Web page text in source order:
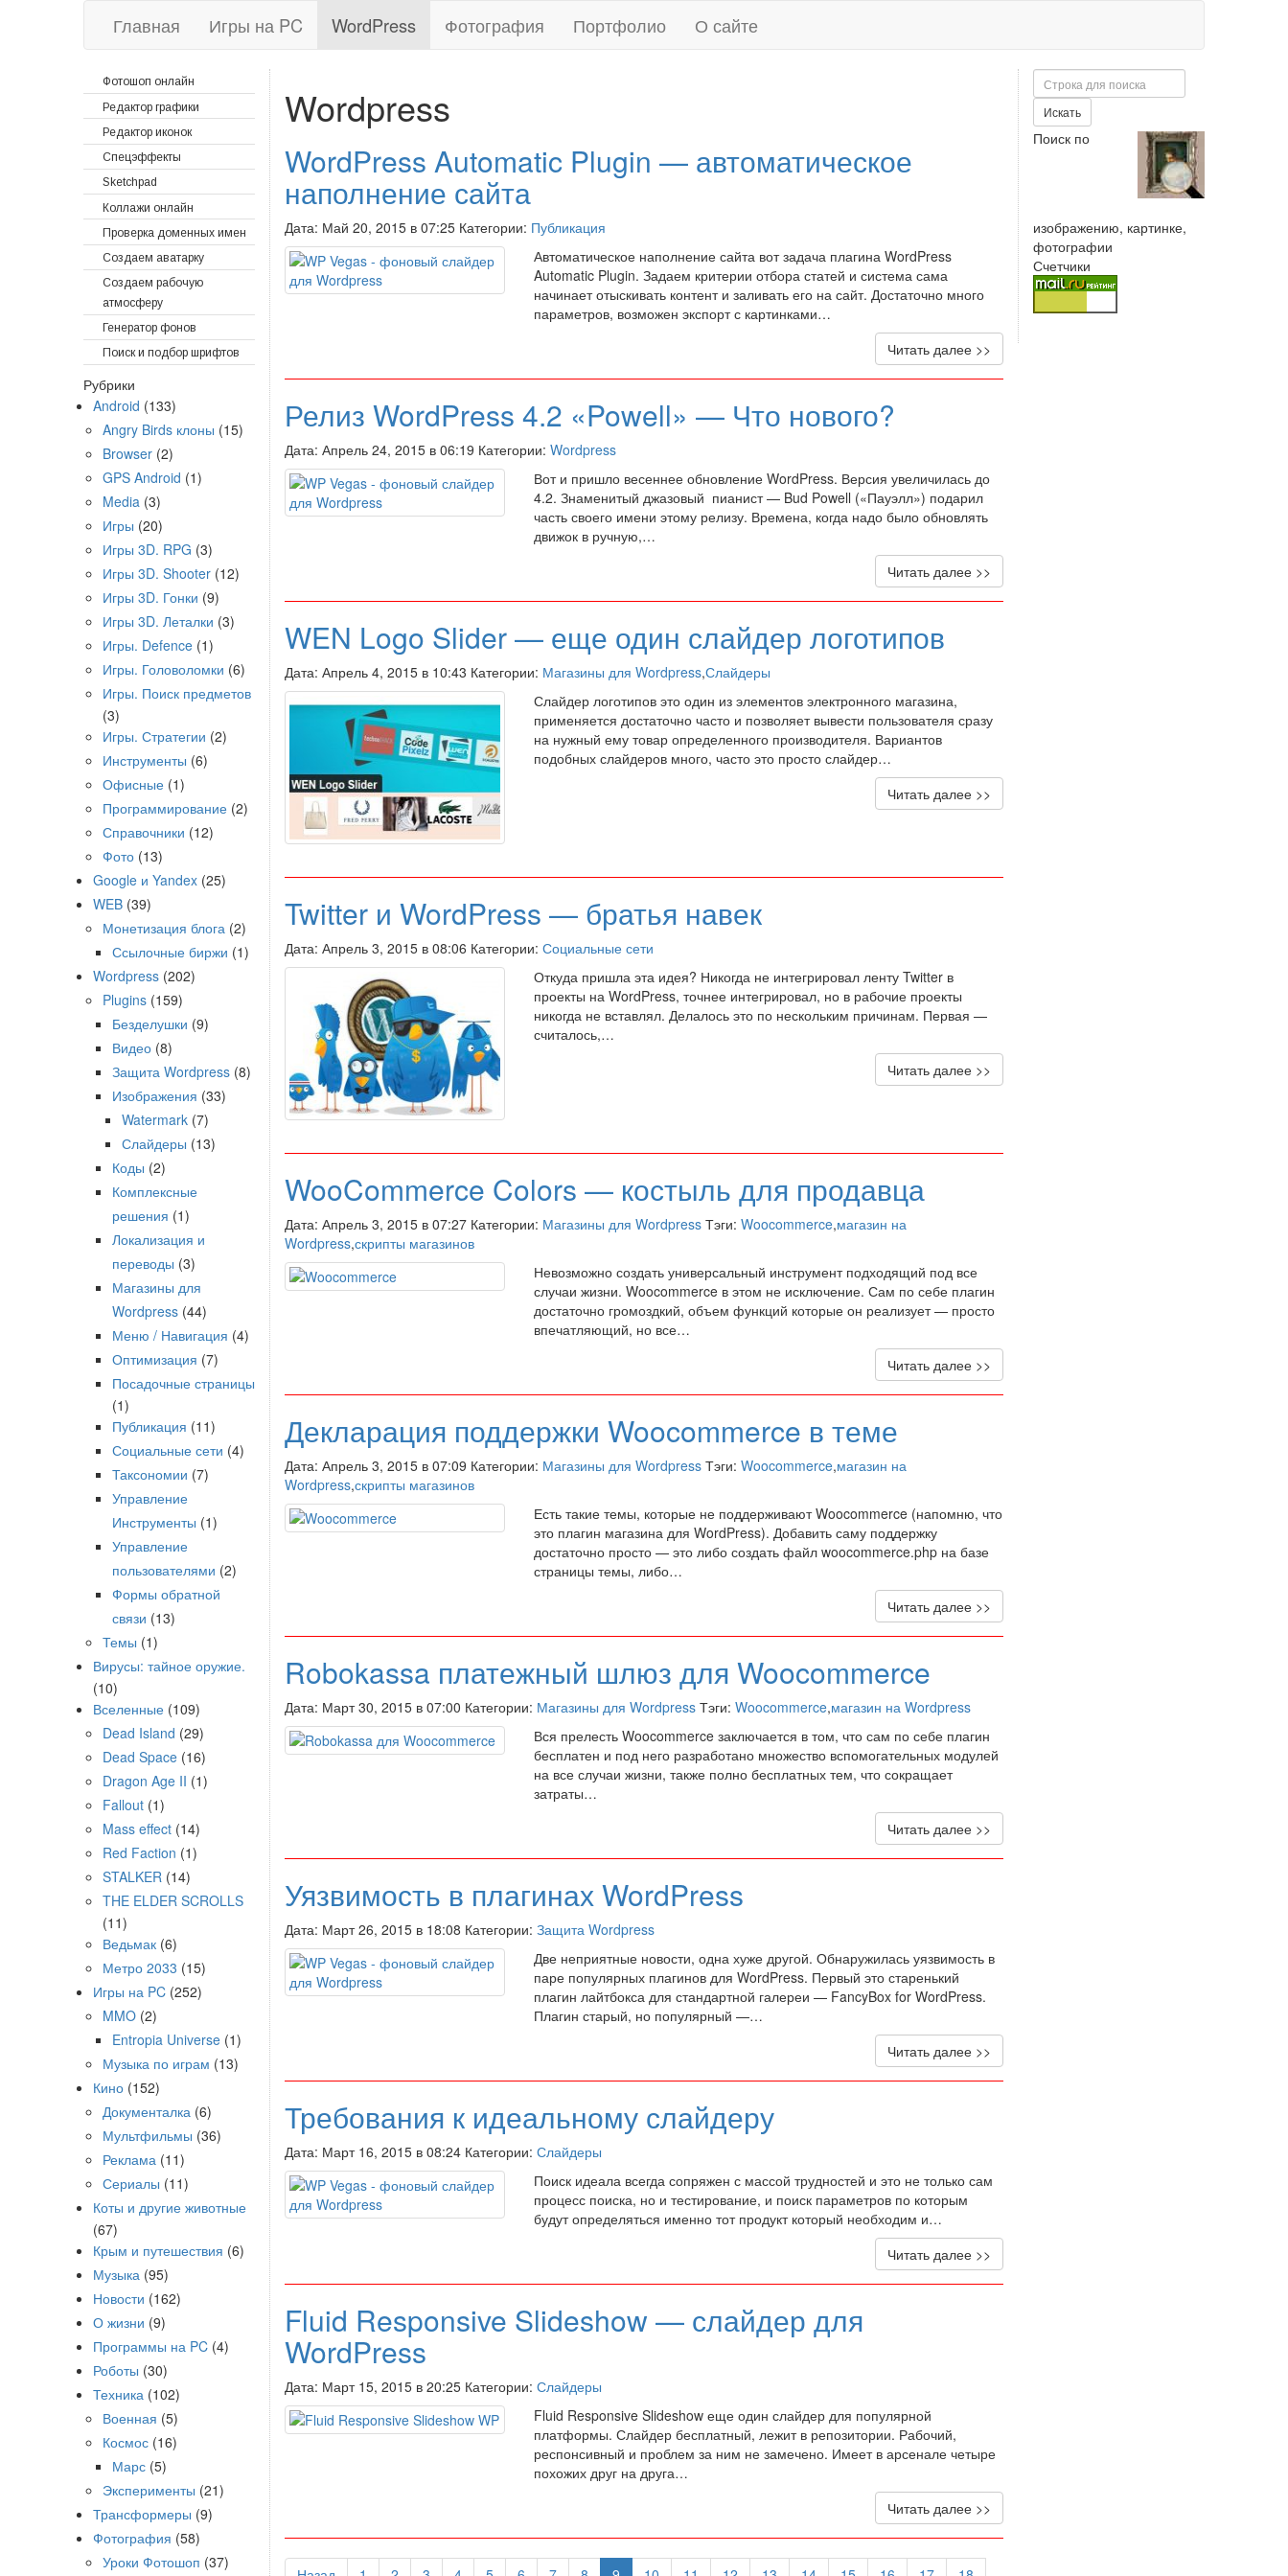
Главная Игры на PC WordPress Фотография Портфолио О сайте
Wordpress
WordPress Automatic Plugin — автоматическое
наполнение сайта
Дата: Май 20, 2015 в 07:25 Категории: Публикация
Автоматическое наполнение сайта вот задача плагина WordPress
Automatic Plugin. Задаем критерии отбора статей и система сама
начинает отыскивать контент и заливать его на сайт. Достаточно много
параметров, возможен экспорт с картинками…
Читать далее >>
Релиз WordPress 4.2 «Powell» — Что нового?
Дата: Апрель 24, 2015 в 06:19 Категории: Wordpress
Вот и пришло весеннее обновление WordPress. Версия увеличилась до
4.2. Знаменитый джазовый пианист — Bud Powell («Пауэлл») подарил
часть своего имени этому релизу. Времена, когда надо было обновлять
движок в ручную,…
Читать далее >>
WEN Logo Slider — еще один слайдер логотипов
Дата: Апрель 4, 2015 в 10:43 Категории: Магазины для Wordpress,Слайдеры
Слайдер логотипов это один из элементов электронного магазина,
применяется достаточно часто и позволяет вывести пользователя сразу
на нужный ему товар определенного производителя. Вариантов
подобных слайдеров много, часто это просто слайдер…
Читать далее >>
Twitter и WordPress — братья навек
Дата: Апрель 3, 2015 в 08:06 Категории: Социальные сети
Откуда пришла эта идея? Никогда не интегрировал ленту Twitter в
проекты на WordPress, точнее интегрировал, но в рабочие проекты
никогда не вставлял. Делалось это по нескольким причинам. Первая —
считалось,…
Читать далее >>
WooCommerce Colors — костыль для продавца
Дата: Апрель 3, 2015 в 07:27 Категории: Магазины для Wordpress Тэги: Woocommerce,магазин на
Wordpress,скрипты магазинов
Невозможно создать универсальный инструмент подходящий под все
случаи жизни. Woocommerce в этом не исключение. Сам по себе плагин
достаточно громоздкий, объем функций которые он реализует — просто
впечатляющий, но все…
Читать далее >>
Декларация поддержки Woocommerce в теме
Дата: Апрель 3, 2015 в 07:09 Категории: Магазины для Wordpress Тэги: Woocommerce,магазин на
Wordpress,скрипты магазинов
Есть такие темы, которые не поддерживают Woocommerce (напомню, что
это плагин магазина для WordPress). Добавить саму поддержку
достаточно просто — это либо создать файл woocommerce.php на базе
страницы темы, либо…
Читать далее >>
Robokassa платежный шлюз для Woocommerce
Дата: Март 30, 2015 в 07:00 Категории: Магазины для Wordpress Тэги: Woocommerce,магазин на Wordpress
Вся прелесть Woocommerce заключается в том, что сам по себе плагин
бесплатен и под него разработано множество вспомогательных модулей
на все случаи жизни, также полно бесплатных тем, что сокращает
затраты…
Читать далее >>
Уязвимость в плагинах WordPress
Дата: Март 26, 2015 в 18:08 Категории: Защита Wordpress
Две неприятные новости, одна хуже другой. Обнаружилась уязвимость в
паре популярных плагинов для WordPress. Первый это старенький
плагин лайтбокса для стандартной галереи — FancyBox for WordPress.
Плагин старый, но популярный —…
Читать далее >>
Требования к идеальному слайдеру
Дата: Март 16, 2015 в 08:24 Категории: Слайдеры
Поиск идеала всегда сопряжен с массой трудностей и это не только сам
процесс поиска, но и тестирование, и поиск параметров по которым
будут определяться именно тот продукт который необходим и…
Читать далее >>
Fluid Responsive Slideshow — слайдер для
WordPress
Дата: Март 15, 2015 в 20:25 Категории: Слайдеры
Fluid Responsive Slideshow еще один слайдер для популярной
платформы. Слайдер бесплатный, лежит в репозитории. Рабочий,
респонсивный и проблем за ним не замечено. Имеет в арсенале четыре
похожих друг на друга…
Читать далее >>
Фотошоп онлайн
Редактор графики
Редактор иконок
Спецэффекты
Sketchpad
Коллажи онлайн
Проверка доменных имен
Создаем аватарку
Создаем рабочую
атмосферу
Генератор фонов
Поиск и подбор шрифтов
Рубрики
Android (133)
Angry Birds клоны (15)
Browser (2)
GPS Android (1)
Media (3)
Игры (20)
Игры 3D. RPG (3)
Игры 3D. Shooter (12)
Игры 3D. Гонки (9)
Игры 3D. Леталки (3)
Игры. Defence (1)
Игры. Головоломки (6)
Игры. Поиск предметов
(3)
Игры. Стратегии (2)
Инструменты (6)
Офисные (1)
Программирование (2)
Справочники (12)
Фото (13)
Google и Yandex (25)
WEB (39)
Монетизация блога (2)
Ссылочные биржи (1)
Wordpress (202)
Plugins (159)
Безделушки (9)
Видео (8)
Защита Wordpress (8)
Изображения (33)
Watermark (7)
Слайдеры (13)
Коды (2)
Комплексные
решения (1)
Локализация и
переводы (3)
Магазины для
Wordpress (44)
Меню / Навигация (4)
Оптимизация (7)
Посадочные страницы
(1)
Публикация (11)
Социальные сети (4)
Таксономии (7)
Управление
Инструменты (1)
Управление
пользователями (2)
Формы обратной
связи (13)
Темы (1)
Вирусы: тайное оружие.
(10)
Вселенные (109)
Dead Island (29)
Dead Space (16)
Dragon Age II (1)
Fallout (1)
Mass effect (14)
Red Faction (1)
STALKER (14)
THE ELDER SCROLLS
(11)
Ведьмак (6)
Метро 2033 (15)
Игры на PC (252)
MMO (2)
Entropia Universe (1)
Музыка по играм (13)
Кино (152)
Документалка (6)
Мультфильмы (36)
Реклама (11)
Сериалы (11)
Коты и другие животные
(67)
Крым и путешествия (6)
Музыка (95)
Новости (162)
О жизни (9)
Программы на PC (4)
Роботы (30)
Техника (102)
Военная (5)
Космос (16)
Марс (5)
Эксперименты (21)
Трансформеры (9)
Фотография (58)
Уроки Фотошоп (37)
Поиск
Искать
Поиск по
изображению, картинке,
фотографии
Счетчики